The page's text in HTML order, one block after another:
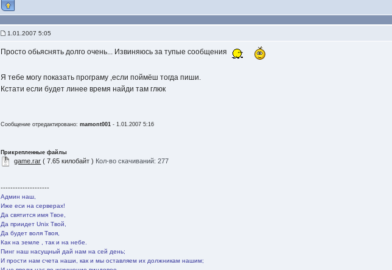
1.01.2007 5:05
Просто обьяснять долго очень... Извиняюсь за тупые сообщения
Я тебе могу показать програму ,если поймёш тогда пиши.
Кстати если будет линее время найди там глюк
Сообщение отредактировано:mamont001 -1.01.2007 5:16
Прикрепленные файлы
game.rar ( 7.65 килобайт ) Кол-во скачиваний: 277
--------------------
Админ наш,
Иже еси на серверах!
Да святится имя Твое,
Да приидет Unix Твой,
Да будет воля Твоя,
Как на земле , так и на небе.
Пинг наш насущный дай нам на сей день;
И прости нам счета наши, как и мы оставляем их должникам нашим;